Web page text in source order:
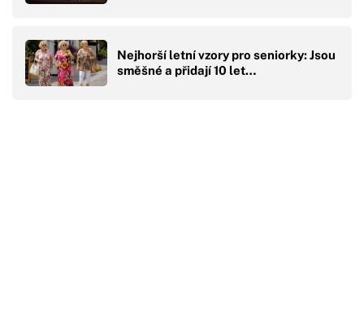
Nejhorší letní vzory pro seniorky: Jsou
směšné a přidají 10 let…